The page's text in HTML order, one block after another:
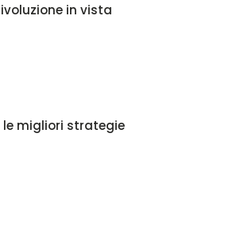
in vista
le migliori strategie